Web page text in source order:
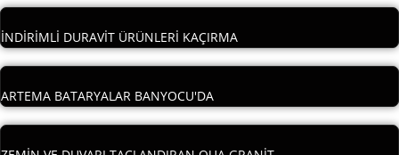
İNDİRİMLİ DURAVİT ÜRÜNLERİ KAÇIRMA
ARTEMA BATARYALAR BANYOCU'DA